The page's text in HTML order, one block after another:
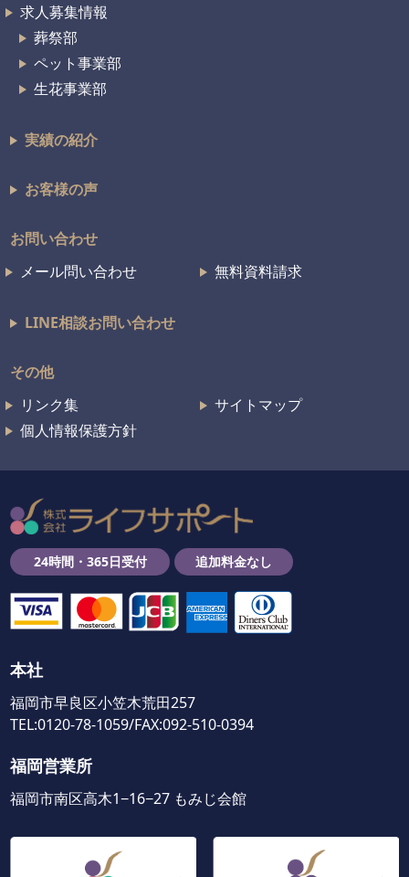
求人募集情報
葬祭部
ペット事業部
生花事業部
実績の紹介
お客様の声
お問い合わせ
メール問い合わせ
無料資料請求
LINE相談お問い合わせ
その他
リンク集
サイトマップ
個人情報保護方針
24時間・365日受付 追加料金なし
本社
福岡市早良区小笠木荒田257
TEL:0120-78-1059/FAX:092-510-0394
福岡営業所
福岡市南区高木1−16−27 もみじ会館